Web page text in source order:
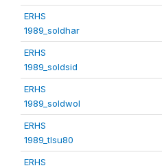
ERHS
1989_soldhar
ERHS
1989_soldsid
ERHS
1989_soldwol
ERHS
1989_tlsu80
ERHS